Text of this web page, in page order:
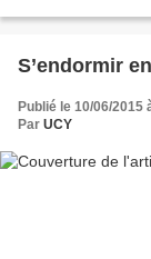
S’endormir
Publié le 10/06/2015
Par UCY